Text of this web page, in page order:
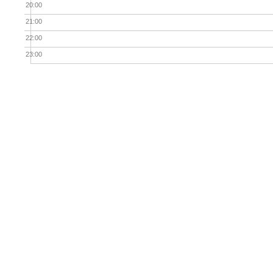
20:00
21:00
22:00
23:00